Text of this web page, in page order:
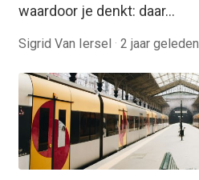
waardoor je denkt: daar…
Sigrid Van Iersel · 2 jaar geleden